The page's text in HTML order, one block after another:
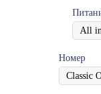
Номер